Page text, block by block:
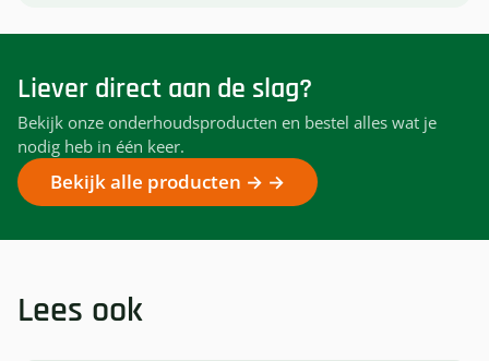
Liever direct aan de slag?
Bekijk onze onderhoudsproducten en bestel alles wat je
nodig heb in één keer.
Bekijk alle producten →
Lees ook